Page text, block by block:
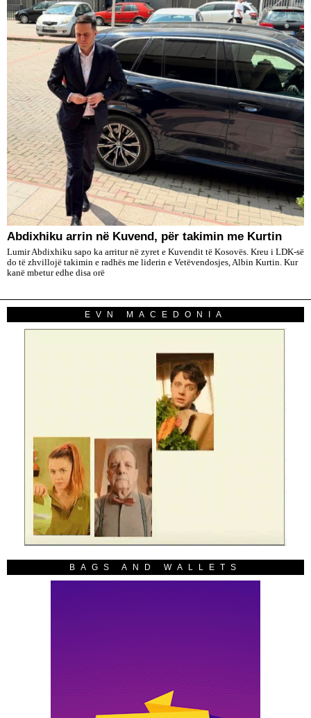
Abdixhiku arrin në Kuvend, për takimin me Kurtin
Lumir Abdixhiku sapo ka arritur në zyret e Kuvendit të Kosovës. Kreu i LDK-së
do të zhvillojë takimin e radhës me liderin e Vetëvendosjes, Albin Kurtin. Kur
kanë mbetur edhe disa orë
EVN MACEDONIA
BAGS AND WALLETS